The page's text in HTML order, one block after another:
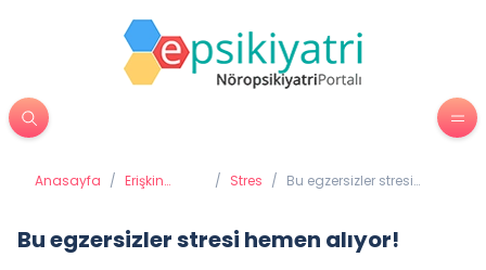
Anasayfa / Erişkin
/ Stres / Bu egzersizler stresi
Bu egzersizler stresi hemen alıyor!